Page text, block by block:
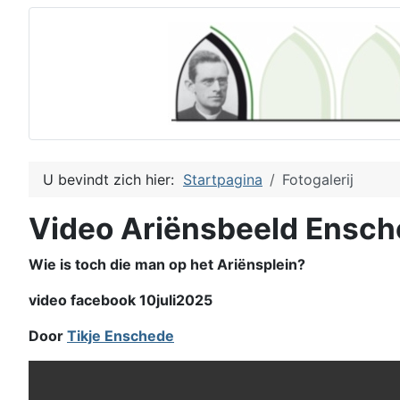
U bevindt zich hier: Startpagina Fotogalerij
Video Ariënsbeeld
Wie is toch die man op het Ariënsplein?
video facebook 10juli2025
Door Tikje Enschede